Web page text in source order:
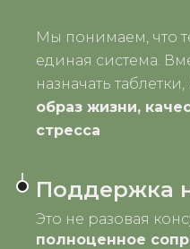
Мы понимаем, что
единая система.
назначать
образ жизни,
стресса
Поддержка
Это не разовая
полноценное